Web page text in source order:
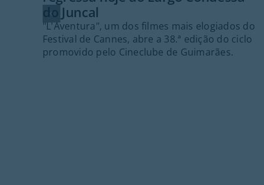
do Juncal
"L'Aventura", um dos filmes mais elogiados do
Festival de Cannes, abre a 38.ª edição do ciclo
promovido pelo Cineclube de Guimarães.